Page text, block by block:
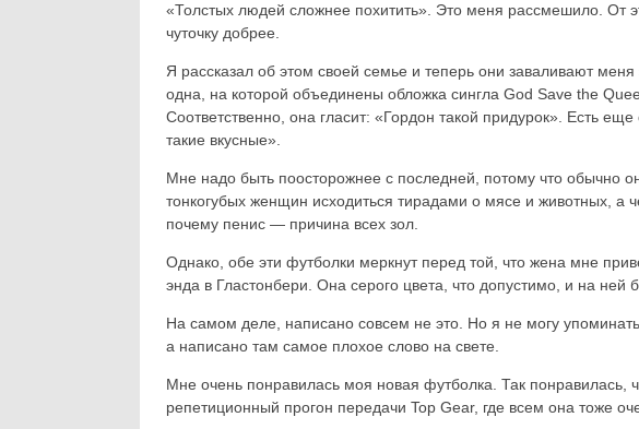
«Толстых людей сложнее похитить». Это меня рассмешило. От
чуточку добрее.
Я рассказал об этом своей семье и теперь они заваливают
одна, на которой объединены обложка сингла God Save the
Соответственно, она гласит: «Гордон такой придурок». Есть
такие вкусные».
Мне надо быть поосторожнее с последней, потому что обычно
тонкогубых женщин исходиться тирадами о мясе и животных, а
почему пенис — причина всех зол.
Однако, обе эти футболки меркнут перед той, что жена мне
энда в Гластонбери. Она серого цвета, что допустимо, и на ней
На самом деле, написано совсем не это. Но я не могу
а написано там самое плохое слово на свете.
Мне очень понравилась моя новая футболка. Так понравилась,
репетиционный прогон передачи Top Gear, где всем она тоже